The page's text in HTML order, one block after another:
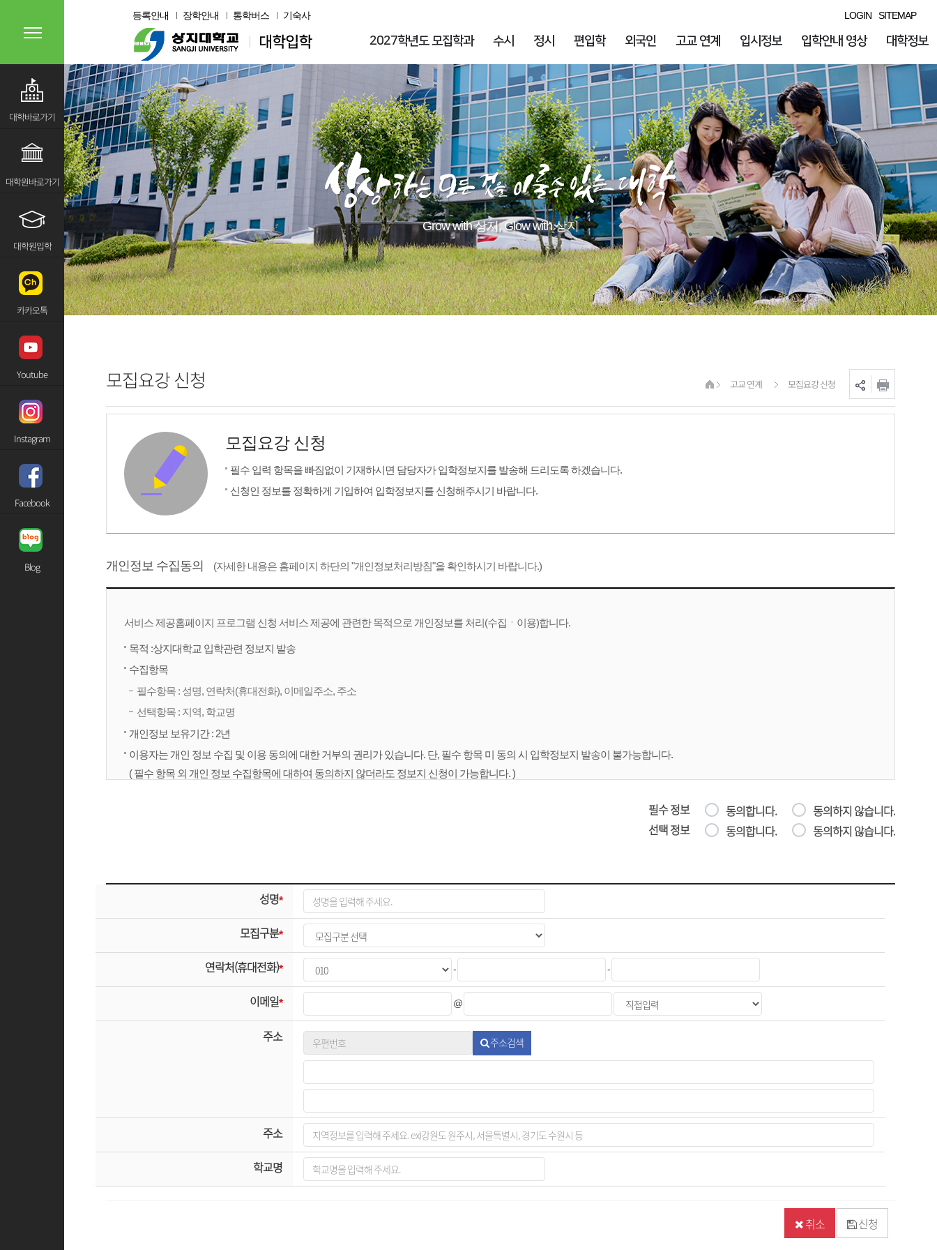
등록안내 장학안내 통학버스 기숙사 LOGIN SITEMAP
대학바로가기
대학원바로가기
대학원입학
카카오톡
Youtube
Instagram
Facebook
Blog
2027학년도 모집학과 수시 정시 편입학 외국인 고교 연계 입시정보 입학안내 영상 대학정보
Grow with 상지, Glow with 상지
모집요강 신청 고교 연계 모집요강 신청
모집요강 신청
필수 입력 항목을 빠짐없이 기재하시면 담당자가 입학정보지를 발송해 드리도록 하겠습니다.
신청인 정보를 정확하게 기입하여 입학정보지를 신청해주시기 바랍니다.
개인정보 수집동의 (자세한 내용은 홈페이지 하단의 "개인정보처리방침"을 확인하시기 바랍니다.)
서비스 제공홈페이지 프로그램 신청 서비스 제공에 관련한 목적으로 개인정보를 처리(수집ㆍ이용)합니다.
목적 :상지대학교 입학관련 정보지 발송
수집항목
필수항목 : 성명, 연락처(휴대전화), 이메일주소, 주소
선택항목 : 지역, 학교명
개인정보 보유기간 : 2년
이용자는 개인 정보 수집 및 이용 동의에 대한 거부의 권리가 있습니다. 단, 필수 항목 미 동의 시 입학정보지 발송이 불가능합니다.
( 필수 항목 외 개인 정보 수집항목에 대하여 동의하지 않더라도 정보지 신청이 가능합니다. )
필수 정보 동의합니다.
동의하지 않습니다.
선택 정보
동의합니다. 동의하지 않습니다.
성명*
모집구분*
연락처(휴대전화)* - -
이메일* @
주소 주소검색
주소
학교명
취소 신청